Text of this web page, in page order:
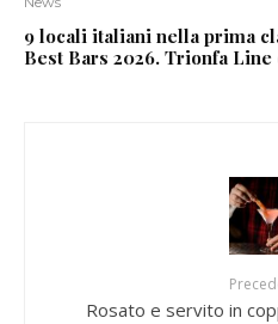
9 locali italiani nella prima
Best Bars 2026. Trionfa Line
Rosato e servito in